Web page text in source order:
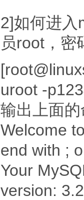
2]如何进入
员root，密
uroot -
输出上面
Welcome
end with ;
Your
version: